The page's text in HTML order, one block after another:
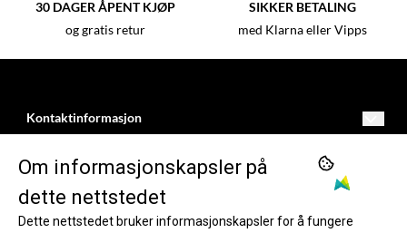
30 DAGER ÅPENT KJØP
og gratis retur
SIKKER BETALING
med Klarna eller Vipps
Kontaktinformasjon
kundeservice@dartnorge.no
Freimsvegen 11
5750
Vilkår
Opprett konto
INFORMASJON
Om oss
FØLG OSS
Om informasjonskapsler på
dette nettstedet
Dette nettstedet bruker informasjonskapsler for å fungere